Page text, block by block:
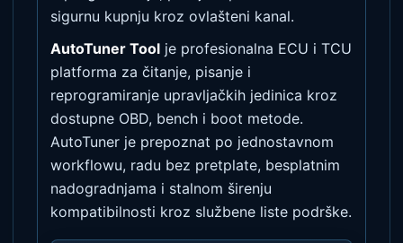
sigurnu kupnju kroz ovlašteni kanal.
AutoTuner Tool je profesionalna ECU i TCU
platforma za čitanje, pisanje i
reprogramiranje upravljačkih jedinica kroz
dostupne OBD, bench i boot metode.
AutoTuner je prepoznat po jednostavnom
workflowu, radu bez pretplate, besplatnim
nadogradnjama i stalnom širenju
kompatibilnosti kroz službene liste podrške.